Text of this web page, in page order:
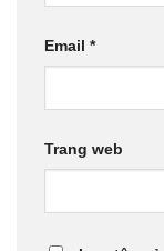
Email *
Trang web